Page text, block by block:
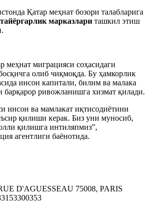
Қатар меҳнат бозори талабларига
марказлари ташкил этиш
меҳнат миграцияси соҳасидаги
олиб чиқмоқда. Бу ҳамкорлик
инсон капитали, билим ва малака
ривожланишга хизмат қилади.
инсон ва мамлакат иқтисодиётини
қилиши керак. Биз уни муносиб,
қилишга интиляпмиз”,
агентлиги баёнотида.
D'AGUESSEAU 75008, PARIS